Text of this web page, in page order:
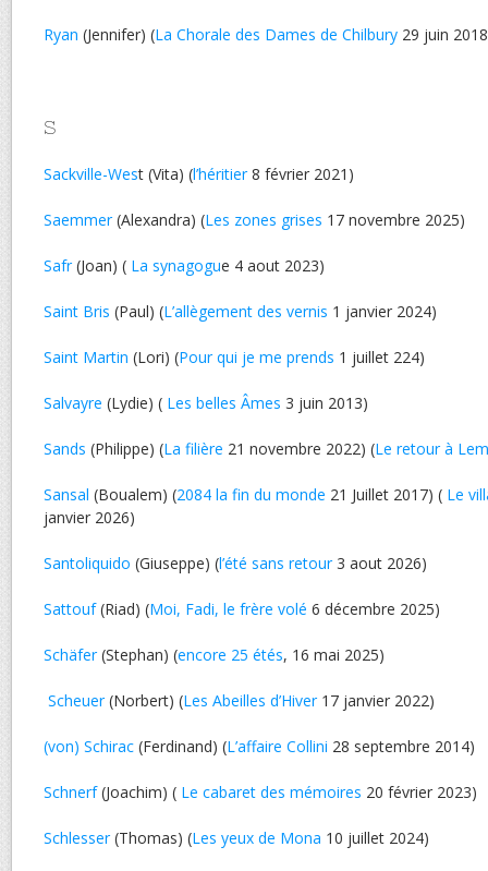
Ryan (Jennifer) (La Chorale des Dames de Chilbury 29 juin
S
Sackville-West (Vita) (l’héritier8 février 2021)
Saemmer(Alexandra) (Les zones grises 17 novembre 2025)
Safr(Joan) ( La synagogue 4 aout 2023)
Saint Bris (Paul) (L’allègement des vernis 1 janvier 2024)
Saint Martin (Lori) (Pour qui je me prends 1 juillet 224)
Salvayre (Lydie) ( Les belles Âmes 3 juin 2013)
Sands (Philippe) (La filière 21 novembre 2022) (Le retour à
Sansal (Boualem) (2084 la fin du monde 21 Juillet 2017) ( Le
janvier 2026)
Santoliquido (Giuseppe) (l’été sans retour3 aout 2026)
Sattouf(Riad) (Moi, Fadi, le frère volé 6 décembre 2025)
Schäfer(Stephan) (encore 25 étés, 16 mai 2025)
Scheuer(Norbert) (Les Abeilles d’Hiver17 janvier 2022)
(von) Schirac (Ferdinand) (L’affaire Collini 28 septembre 2014)
Schnerf(Joachim) ( Le cabaret des mémoires 20 février 2023)
Schlesser(Thomas) (Les yeux de Mona 10 juillet 2024)